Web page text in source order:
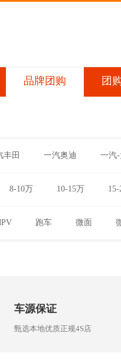
品牌团购 团
丰田 一汽奥迪 一汽-
8-10万 10-15万
跑车 微面
车源保证
甄选本地优质正规4S店